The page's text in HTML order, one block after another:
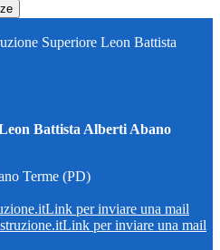
Superiore Leon Battista
Battista Alberti Abano
Terme (PD)
Link per inviare una mail
Link per inviare una mail